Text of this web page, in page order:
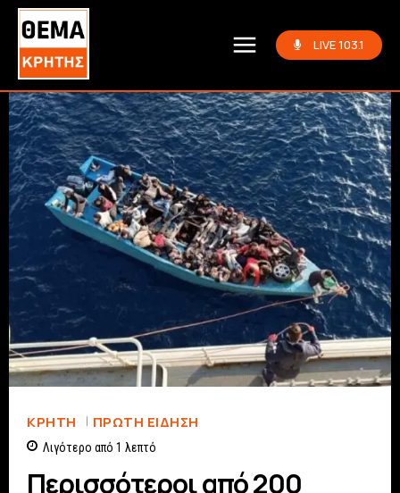
LIVE 103.1
ΚΡΗΤΗ ΠΡΏΤΗ ΕΊΔΗΣΗ
Λιγότερο από 1 λεπτό
Περισσότεροι από 200